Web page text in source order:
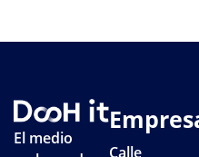
El medio
Calle